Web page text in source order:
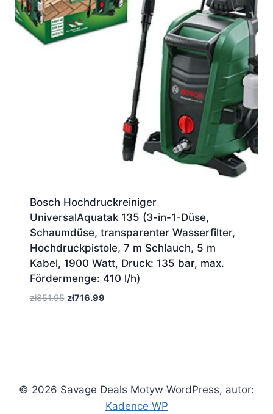
Bosch Hochdruckreiniger
UniversalAquatak 135 (3-in-1-Düse,
Schaumdüse, transparenter Wasserfilter,
Hochdruckpistole, 7 m Schlauch, 5 m
Kabel, 1900 Watt, Druck: 135 bar, max.
Fördermenge: 410 l/h)
zł851.95 Pierwotna
zł716.99Aktualna
© 2026 Savage Deals Motyw WordPress, autor:
Kadence WP